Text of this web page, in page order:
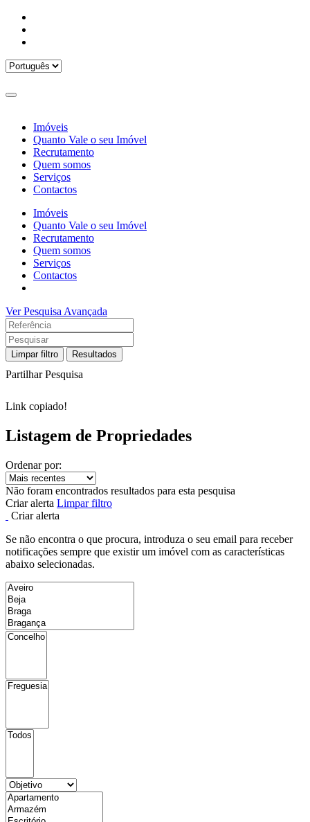
Imóveis
Quanto Vale o seu Imóvel
Recrutamento
Quem somos
Serviços
Contactos
Imóveis
Quanto Vale o seu Imóvel
Recrutamento
Quem somos
Serviços
Contactos
Ver Pesquisa Avançada
Limpar filtro Resultados
Partilhar Pesquisa
Link copiado!
Listagem de Propriedades
Ordenar por:
Não foram encontrados resultados para esta pesquisa
Criar alerta Limpar filtro
Criar alerta
Se não encontra o que procura, introduza o seu email para receber
notificações sempre que existir um imóvel com as características
abaixo selecionadas.